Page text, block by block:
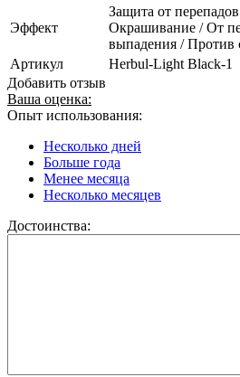
Эффект
Защита от
Окрашивание / От
выпадения / Против
Артикул
Herbul-Light Black-1
Добавить отзыв
Ваша оценка:
Опыт использования:
Несколько дней
Больше года
Менее месяца
Несколько месяцев
Достоинства: